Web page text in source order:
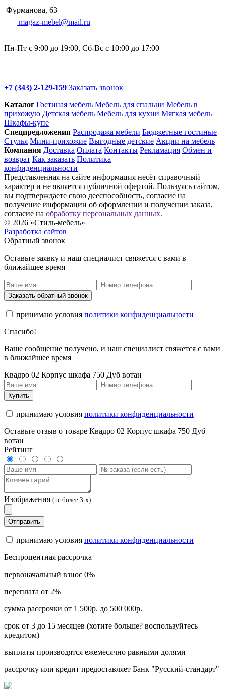
Фурманова, 63
magaz-mebel@mail.ru
Пн-Пт с 9:00 до 19:00, Сб-Вс с 10:00 до 17:00
+7 (343) 2-129-159 Заказать звонок
Каталог Гостиная мебель Мебель для спальни Мебель в
прихожую Детская мебель Мебель для кухни Мягкая мебель
Шкафы-купе
Спец­предложения Распродажа мебели Бюджетные гостиные
Стулья Мини-прихожие Выгодные детские Акции на мебель
Компания Доставка Оплата Контакты Рекламация Обмен и
возврат Как заказать Политика
конфиденциальности
Представленная на сайте информация несёт справочный
характер и не является публичной офертой. Пользуясь сайтом,
вы подтверждаете свою дееспособность, согласие на
получение информации об оформлении и получении заказа,
согласие на обработку персональных данных.
© 2026 «Стиль-мебель»
Разработка сайтов
Обратный звонок
Оставьте заявку и наш специалист свяжется с вами в
ближайшее время
Заказать обратный звонок
принимаю условия политики конфиденциальности
Спасибо!
Ваше сообщение получено, и наш специалист свяжется с вами
в ближайшее время
Квадро 02 Корпус шкафа 750 Дуб вотан
Купить
принимаю условия политики конфиденциальности
Оставьте отзыв о товаре Квадро 02 Корпус шкафа 750 Дуб
вотан
Рейтинг
Изображения (не более 3-х)
Отправить
принимаю условия политики конфиденциальности
Беспроцентная рассрочка
первоначальный взнос 0%
переплата от 2%
сумма рассрочки от 1 500р. до 500 000р.
срок от 3 до 15 месяцев (хотите больше? воспользуйтесь
кредитом)
выплаты производятся ежемесячно равными долями
рассрочку или кредит предоставляет Банк "Русский-стандарт"